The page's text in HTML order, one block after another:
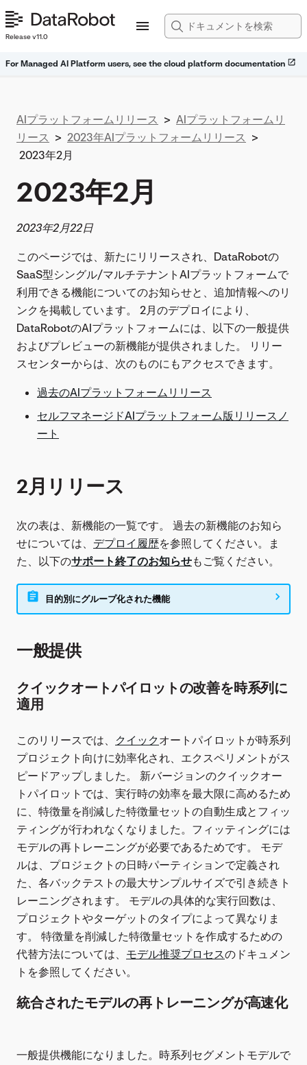
Release v11.0
For Managed AI Platform users, see the cloud platform documentation
AIプラットフォームリリース > AIプラットフォームリ
リース > 2023年AIプラットフォームリリース >
2023年2月
2023年2月
2023年2月22日
このページでは、新たにリリースされ、DataRobotの
SaaS型シングル/マルチテナントAIプラットフォームで
利用できる機能についてのお知らせと、追加情報へのリ
ンクを掲載しています。 2月のデプロイにより、
DataRobotのAIプラットフォームには、以下の一般提供
およびプレビューの新機能が提供されました。 リリー
スセンターからは、次のものにもアクセスできます。
過去のAIプラットフォームリリース
セルフマネージドAIプラットフォーム版リリースノ
ート
2月リリース
次の表は、新機能の一覧です。 過去の新機能のお知ら
せについては、 デプロイ履歴を参照してください。ま
た、以下のサポート終了のお知らせもご覧ください。
目的別にグループ化された機能
一般提供
クイックオートパイロットの改善を時系列に
適用
このリリースでは、 クイックオートパイロットが時系列
プロジェクト向けに効率化され、エクスペリメントがス
ピードアップしました。 新バージョンのクイックオー
トパイロットでは、実行時の効率を最大限に高めるため
に、特徴量を削減した特徴量セットの自動生成とフィッ
ティングが行われなくなりました。フィッティングには
モデルの再トレーニングが必要であるためです。 モデ
ルは、プロジェクトの日時パーティションで定義され
た、各バックテストの最大サンプルサイズで引き続きト
レーニングされます。 モデルの具体的な実行回数は、
プロジェクトやターゲットのタイプによって異なりま
す。 特徴量を削減した特徴量セットを作成するための
代替方法については、 モデル推奨プロセスのドキュメン
トを参照してください。
統合されたモデルの再トレーニングが高速化
一般提供機能になりました。時系列セグメントモデルで